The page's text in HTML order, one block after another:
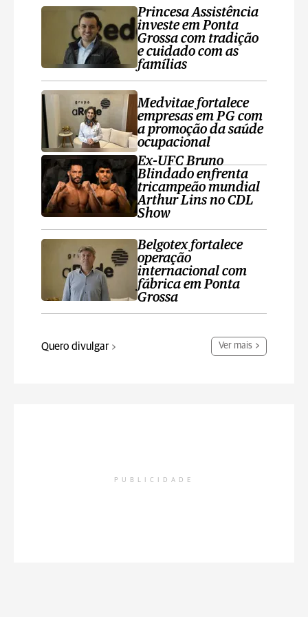
Princesa Assistência
investe em Ponta
Grossa com tradição
e cuidado com as
famílias
Medvitae fortalece
empresas em PG com
a promoção da saúde
ocupacional
Ex-UFC Bruno
Blindado enfrenta
tricampeão mundial
Arthur Lins no CDL
Show
Belgotex fortalece
operação
internacional com
fábrica em Ponta
Grossa
Quero divulgar Ver mais
PUBLICIDADE